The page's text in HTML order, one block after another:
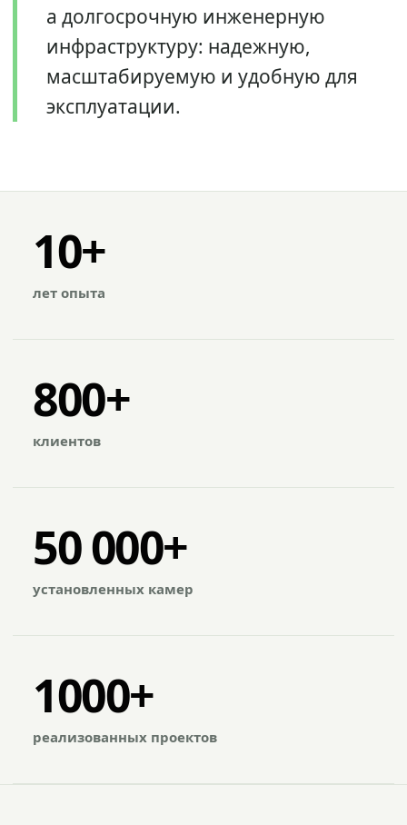
а долгосрочную инженерную
инфраструктуру: надежную,
масштабируемую и удобную для
эксплуатации.
10+
лет опыта
800+
клиентов
50 000+
установленных камер
1000+
реализованных проектов